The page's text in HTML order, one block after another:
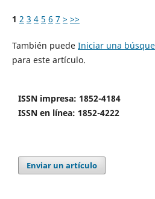
1 2 3 4 5 6 7 > >>
También puede Iniciar una
para este artículo.
ISSN impresa: 1852-4184
ISSN en línea: 1852-4222
Enviar un artículo